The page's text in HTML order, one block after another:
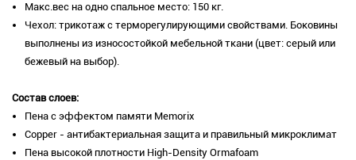
Макс.вес на одно спальное место: 150 кг.
Чехол: трикотаж с терморегулирующими свойствами. Боковины
выполнены из износостойкой мебельной ткани (цвет: серый или
бежевый на выбор).
Состав слоев:
Пена с эффектом памяти Memorix
Copper - антибактериальная защита и правильный микроклимат
Пена высокой плотности High-Density Ormafoam